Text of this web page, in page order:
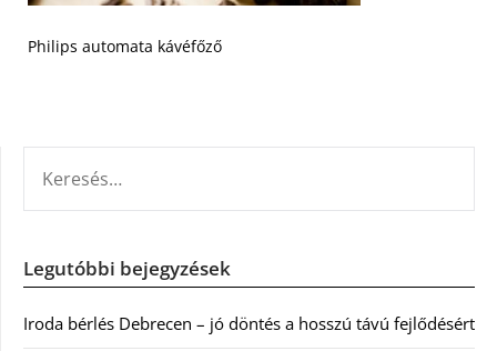
Philips automata kávéfőző
Legutóbbi bejegyzések
Iroda bérlés Debrecen – jó döntés a hosszú távú fejlődésért